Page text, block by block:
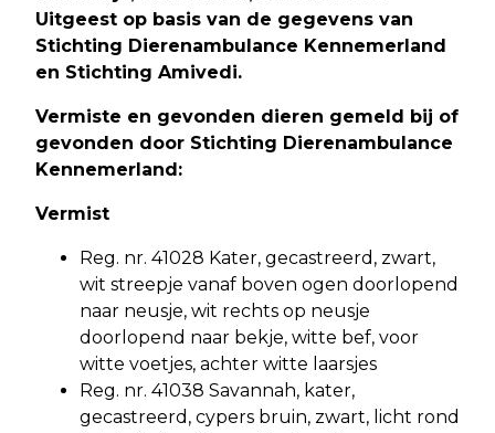
Uitgeest op basis van de gegevens van
Stichting Dierenambulance Kennemerland
en Stichting Amivedi.
Vermiste en gevonden dieren gemeld bij of
gevonden door Stichting Dierenambulance
Kennemerland:
Vermist
Reg. nr. 41028 Kater, gecastreerd, zwart,
wit streepje vanaf boven ogen doorlopend
naar neusje, wit rechts op neusje
doorlopend naar bekje, witte bef, voor
witte voetjes, achter witte laarsjes
Reg. nr. 41038 Savannah, kater,
gecastreerd, cypers bruin, zwart, licht rond